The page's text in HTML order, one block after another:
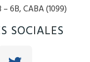
6B, CABA (1099)
SOCIALES